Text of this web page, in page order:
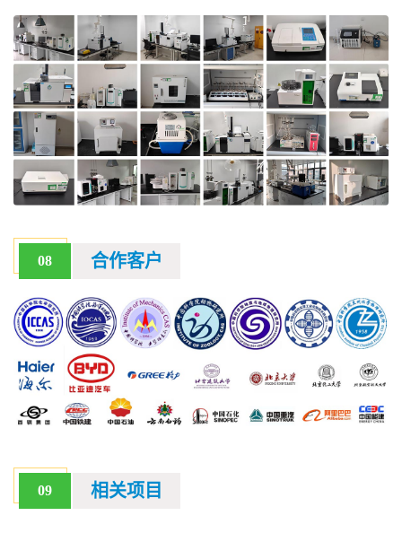
08 合作客户
09 相关项目